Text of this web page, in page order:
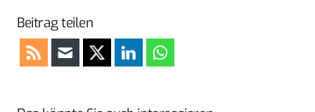
Beitrag teilen